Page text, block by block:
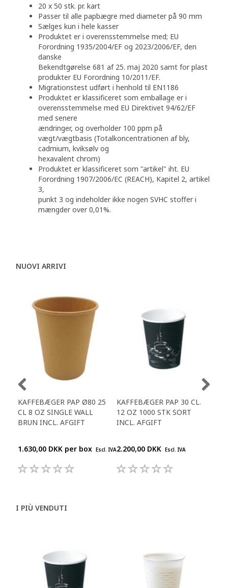
20 x 50 stk. pr. kart
Passer til alle papbægre med diameter på 90 mm
Sælges kun i hele kasser
Produktet er i overensstemmelse med; EU
Forordning 1935/2004/EF og 2023/2006/EF, den
danske
Bekendtgørelse 681 af 25. maj 2020 samt for plast
produkter EU Forordning 10/2011/EF.
Migrationstest udført i henhold til EN1186
Produktet er klassificeret som emballage er i
overensstemmelse med EU Direktivet 94/62/EF
med senere
ændringer, og overholder 100 ppm på
vægt/vægtbasis (Totalkoncentrationen af bly,
cadmium, kviksølv og
hexavalent chrom)
Produktet er klassificeret som "artikel" iht. EU
Forordning 1907/2006/EC (REACH), Kapitel 2, artikel
3,
punkt 3 og indeholder ikke nogen SVHC stoffer i
mængder over 0,01%.
NUOVI ARRIVI
KAFFEBÆGER PAP Ø80 25
CL 8 OZ SINGLE WALL
BRUN INCL. AFGIFT
1.630,00 DKK per box Escl. IVA
KAFFEBÆGER PAP 30 CL.
12 OZ 1000 STK SORT
INCL. AFGIFT
2.200,00 DKK Escl. IVA
I PIÙ VENDUTI